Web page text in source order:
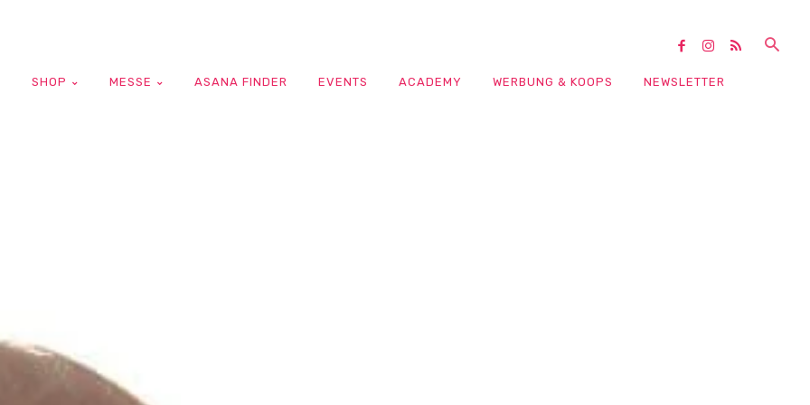
SHOP MESSE ASANA FINDER EVENTS ACADEMY WERBUNG & KOOPS NEWSLETTER